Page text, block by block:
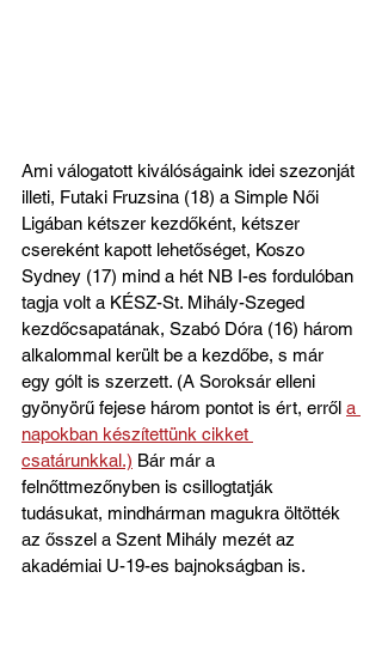
Ami válogatott kiválóságaink idei szezonját
illeti, Futaki Fruzsina (18) a Simple Női
Ligában kétszer kezdőként, kétszer
csereként kapott lehetőséget, Koszo
Sydney (17) mind a hét NB I-es fordulóban
tagja volt a KÉSZ-St. Mihály-Szeged
kezdőcsapatának, Szabó Dóra (16) három
alkalommal került be a kezdőbe, s már
egy gólt is szerzett. (A Soroksár elleni
gyönyörű fejese három pontot is ért, erről a
napokban készítettünk cikket
csatárunkkal.) Bár már a
felnőttmezőnyben is csillogtatják
tudásukat, mindhárman magukra öltötték
az ősszel a Szent Mihály mezét az
akadémiai U-19-es bajnokságban is.